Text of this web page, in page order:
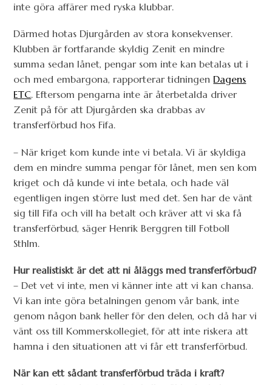
inte göra affärer med ryska klubbar.
Därmed hotas Djurgården av stora konsekvenser.
Klubben är fortfarande skyldig Zenit en mindre
summa sedan lånet, pengar som inte kan betalas ut i
och med embargona, rapporterar tidningenDagens
ETC. Eftersom pengarna inte är återbetalda driver
Zenit på för att Djurgården ska drabbas av
transferförbud hos Fifa.
– När kriget kom kunde inte vi betala. Vi är skyldiga
dem en mindre summa pengar för lånet, men sen kom
kriget och då kunde vi inte betala, och hade väl
egentligen ingen större lust med det. Sen har de vänt
sig till Fifa och vill ha betalt och kräver att vi ska få
transferförbud, säger Henrik Berggren till Fotboll
Sthlm.
Hur realistiskt är det att ni åläggs med transferförbud?
– Det vet vi inte, men vi känner inte att vi kan chansa.
Vi kan inte göra betalningen genom vår bank, inte
genom någon bank heller för den delen, och då har vi
vänt oss till Kommerskollegiet, för att inte riskera att
hamna i den situationen att vi får ett transferförbud.
När kan ett sådant transferförbud träda i kraft?